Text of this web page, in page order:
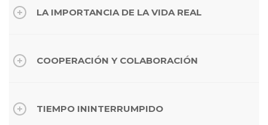
LA IMPORTANCIA DE LA VIDA REAL
COOPERACIÓN Y COLABORACIÓN
TIEMPO ININTERRUMPIDO